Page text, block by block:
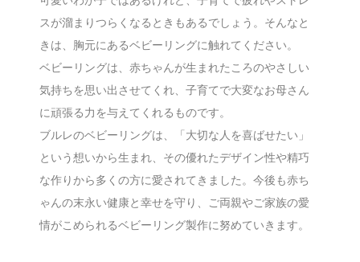
スが溜まりつらくなるときもあるでしょう。そんなと
きは、胸元にあるベビーリングに触れてください。
ベビーリングは、赤ちゃんが生まれたころのやさしい
気持ちを思い出させてくれ、子育てで大変なお母さん
に頑張る力を与えてくれるものです。
ブルレのベビーリングは、「大切な人を喜ばせたい」
という想いから生まれ、その優れたデザイン性や精巧
な作りから多くの方に愛されてきました。今後も赤ち
ゃんの末永い健康と幸せを守り、ご両親やご家族の愛
情がこめられるベビーリング製作に努めていきます。